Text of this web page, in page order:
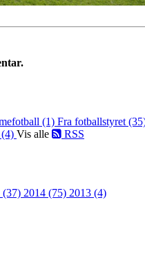
(1) Fra fotballstyret
Vis alle RSS
(37) 2014 (75) 2013 (4)